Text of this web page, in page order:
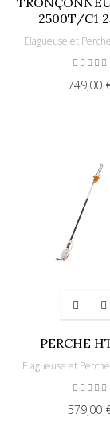
2500T/C1
Elagueuse et
749,00
PERCHE
Elagueuse et
579,00